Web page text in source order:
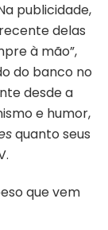
publicidade,
delas
à mão”,
do banco no
desde a
e humor,
quanto seus
que vem